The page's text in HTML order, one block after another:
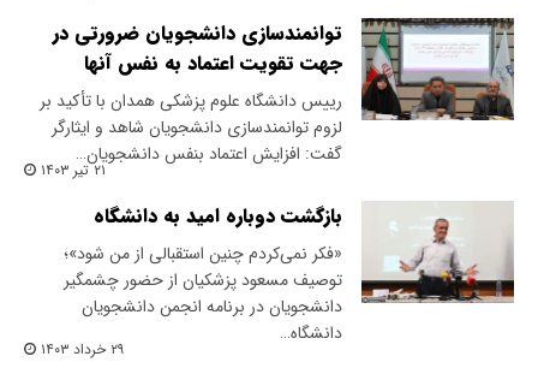
توانمندسازی دانشجویان ضرورتی در
جهت تقویت اعتماد به نفس آنها
رییس دانشگاه علوم پزشکی همدان با تأکید بر
لزوم توانمندسازی دانشجویان شاهد و ایثارگر
گفت: افزایش اعتماد بنفس دانشجویان…
۲۱ تیر ۱۴۰۳
بازگشت دوباره امید به دانشگاه
«فکر نمی‌کردم چنین استقبالی از من شود»؛
توصیف مسعود پزشکیان از حضور چشمگیر
دانشجویان در برنامه انجمن دانشجویان
دانشگاه…
۲۹ خرداد ۱۴۰۳